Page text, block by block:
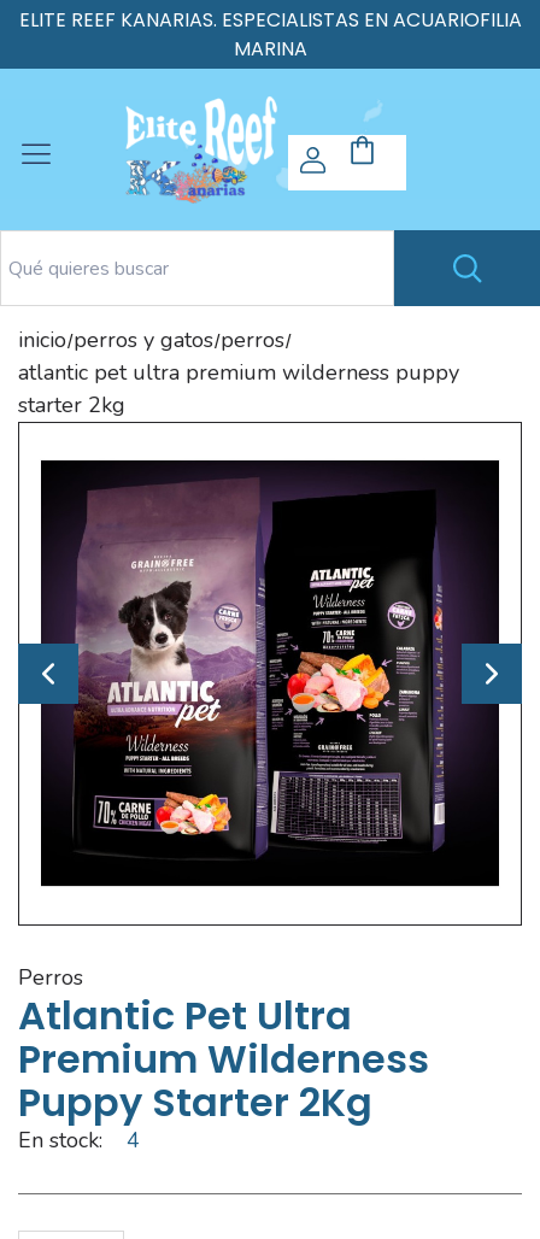
ELITE REEF KANARIAS. ESPECIALISTAS EN ACUARIOFILIA
MARINA
inicio/perros y gatos/perros/
atlantic pet ultra premium wilderness puppy
starter 2kg
perros
Atlantic Pet Ultra
Premium Wilderness
Puppy Starter 2Kg
En stock: 4